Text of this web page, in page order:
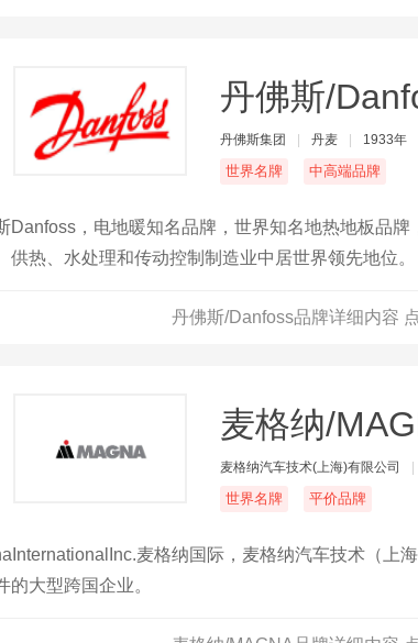
丹佛斯/
丹佛斯集团 丹麦 1933年
世界名牌 中高端品牌
Danfoss，电地暖知名品牌，世界知名地热地板品
供热、水处理和传动控制制造业中居世界领先地位。
丹佛斯/Danfoss品牌详细内容
麦格纳/
麦格纳汽车技术(上海)有限公司
世界名牌 平价品牌
麦格纳国际，麦格纳汽车技术（上
的大型跨国企业。